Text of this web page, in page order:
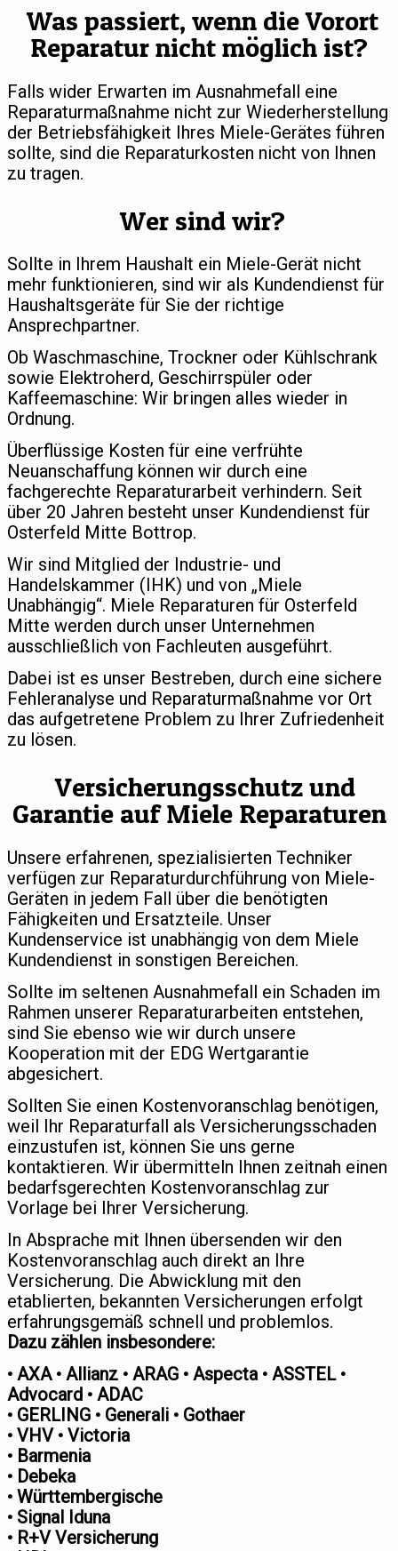
Was passiert, wenn die Vorort
Reparatur nicht möglich ist?
Falls wider Erwarten im Ausnahmefall eine
Reparaturmaßnahme nicht zur Wiederherstellung
der Betriebsfähigkeit Ihres Miele-Gerätes führen
sollte, sind die Reparaturkosten nicht von Ihnen
zu tragen.
Wer sind wir?
Sollte in Ihrem Haushalt ein Miele-Gerät nicht
mehr funktionieren, sind wir als Kundendienst für
Haushaltsgeräte für Sie der richtige
Ansprechpartner.
Ob Waschmaschine, Trockner oder Kühlschrank
sowie Elektroherd, Geschirrspüler oder
Kaffeemaschine: Wir bringen alles wieder in
Ordnung.
Überflüssige Kosten für eine verfrühte
Neuanschaffung können wir durch eine
fachgerechte Reparaturarbeit verhindern. Seit
über 20 Jahren besteht unser Kundendienst für
Osterfeld Mitte Bottrop.
Wir sind Mitglied der Industrie- und
Handelskammer (IHK) und von „Miele
Unabhängig“. Miele Reparaturen für Osterfeld
Mitte werden durch unser Unternehmen
ausschließlich von Fachleuten ausgeführt.
Dabei ist es unser Bestreben, durch eine sichere
Fehleranalyse und Reparaturmaßnahme vor Ort
das aufgetretene Problem zu Ihrer Zufriedenheit
zu lösen.
Versicherungsschutz und
Garantie auf Miele Reparaturen
Unsere erfahrenen, spezialisierten Techniker
verfügen zur Reparaturdurchführung von Miele-
Geräten in jedem Fall über die benötigten
Fähigkeiten und Ersatzteile. Unser
Kundenservice ist unabhängig von dem Miele
Kundendienst in sonstigen Bereichen.
Sollte im seltenen Ausnahmefall ein Schaden im
Rahmen unserer Reparaturarbeiten entstehen,
sind Sie ebenso wie wir durch unsere
Kooperation mit der EDG Wertgarantie
abgesichert.
Sollten Sie einen Kostenvoranschlag benötigen,
weil Ihr Reparaturfall als Versicherungsschaden
einzustufen ist, können Sie uns gerne
kontaktieren. Wir übermitteln Ihnen zeitnah einen
bedarfsgerechten Kostenvoranschlag zur
Vorlage bei Ihrer Versicherung.
In Absprache mit Ihnen übersenden wir den
Kostenvoranschlag auch direkt an Ihre
Versicherung. Die Abwicklung mit den
etablierten, bekannten Versicherungen erfolgt
erfahrungsgemäß schnell und problemlos.
Dazu zählen insbesondere:
• AXA • Allianz • ARAG • Aspecta • ASSTEL •
Advocard • ADAC
• GERLING • Generali • Gothaer
• VHV • Victoria
• Barmenia
• Debeka
• Württembergische
• Signal Iduna
• R+V Versicherung